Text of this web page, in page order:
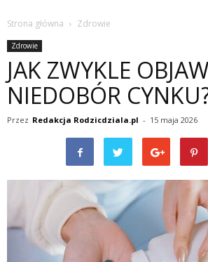
Strona główna Zdrowie
Zdrowie
JAK ZWYKLE
NIEDOBÓR
Przez Redakcja Rodzicdziala.pl - 15 maja 2026